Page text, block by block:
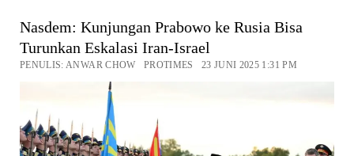
Nasdem: Kunjungan Prabowo ke Rusia Bisa
Turunkan Eskalasi Iran-Israel
PENULIS: ANWAR CHOW PROTIMES 23 JUNI 2025 1:31 PM